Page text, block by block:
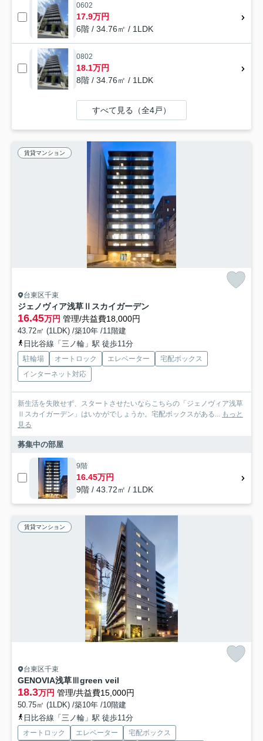
0602
17.9万円
6階 / 34.76㎡ / 1LDK
0802
18.1万円
8階 / 34.76㎡ / 1LDK
すべて見る（全4戸）
賃貸マンション
台東区千束
ジェノヴィア浅草Ⅱスカイガーデン
16.45万円 管理/共益費18,000円
43.72㎡ (1LDK) /築10年 /11階建
日比谷線「三ノ輪」駅 徒歩11分
駐輪場 オートロック エレベーター
宅配ボックス
インターネット対応
新生活を失敗せず、スタートさせたいならこちらの「ジェノヴィア浅草
Ⅱスカイガーデン」はいかがでしょうか。宅配ボックスがある...
もっと
見る
募集中の部屋
9階
16.45万円
9階 / 43.72㎡ / 1LDK
賃貸マンション
台東区千束
GENOVIA浅草Ⅲgreen veil
18.3万円 管理/共益費15,000円
50.75㎡ (1LDK) /築10年 /10階建
日比谷線「三ノ輪」駅 徒歩11分
オートロック エレベーター
宅配ボックス